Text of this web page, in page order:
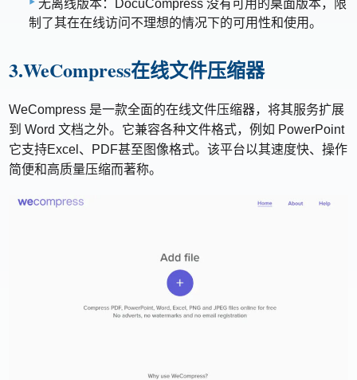
无离线版本：DocuCompress 没有可用的桌面版本，限
制了其在在线访问不理想的情况下的可用性和使用。
3.WeCompress在线文件压缩器
WeCompress 是一款全面的在线文件压缩器，将其服务扩展
到 Word 文档之外。它兼容各种文件格式，例如 PowerPoint
它支持Excel、PDF甚至图像格式。该平台以其速度快、操作
简便和高质量压缩而著称。